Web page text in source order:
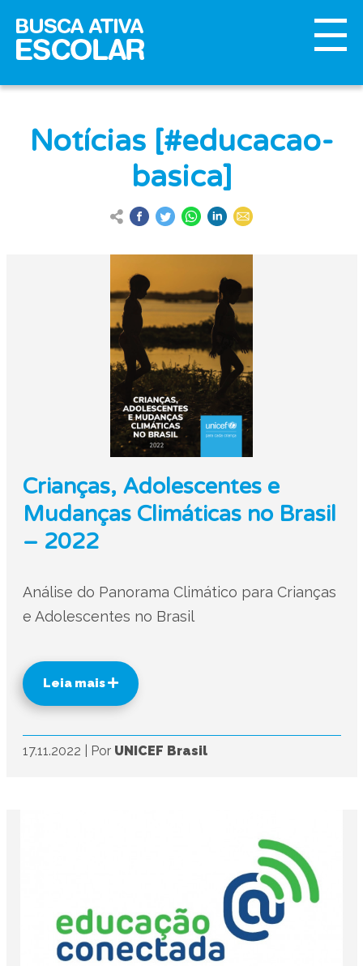
Notícias [#educacao-
basica]
Crianças, Adolescentes e
Mudanças Climáticas no Brasil
– 2022
Análise do Panorama Climático para Crianças
e Adolescentes no Brasil
Leia mais
17.11.2022 Por UNICEF Brasil